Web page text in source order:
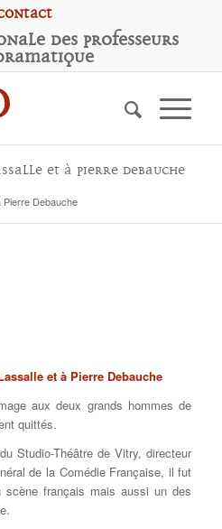
des Professeurs
ramatique
et à Pierre Debauche
Debauche
et à Pierre Debauche
aux deux grands hommes de
quittés.
Studio-Théâtre de Vitry, directeur
de la Comédie Française, il fut
scène français mais aussi un des